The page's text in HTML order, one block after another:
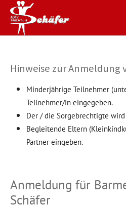
Hinweise zur Anmeldung
Minderjährige Teilnehmer
Teilnehmer/in eingegeben.
Der / die Sorgebrechtigte
Begleitende Eltern
Partner eingeben.
Anmeldung für
Schäfer